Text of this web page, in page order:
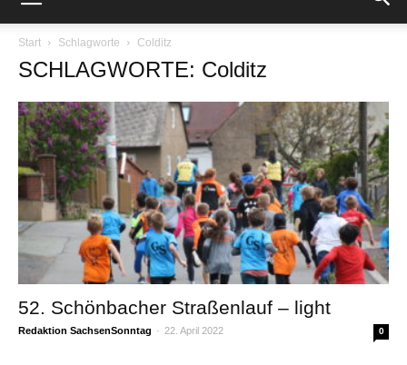
Start Schlagworte Colditz
SCHLAGWORTE: Colditz
52. Schönbacher Straßenlauf – light
Redaktion SachsenSonntag - 22. April 2022 0